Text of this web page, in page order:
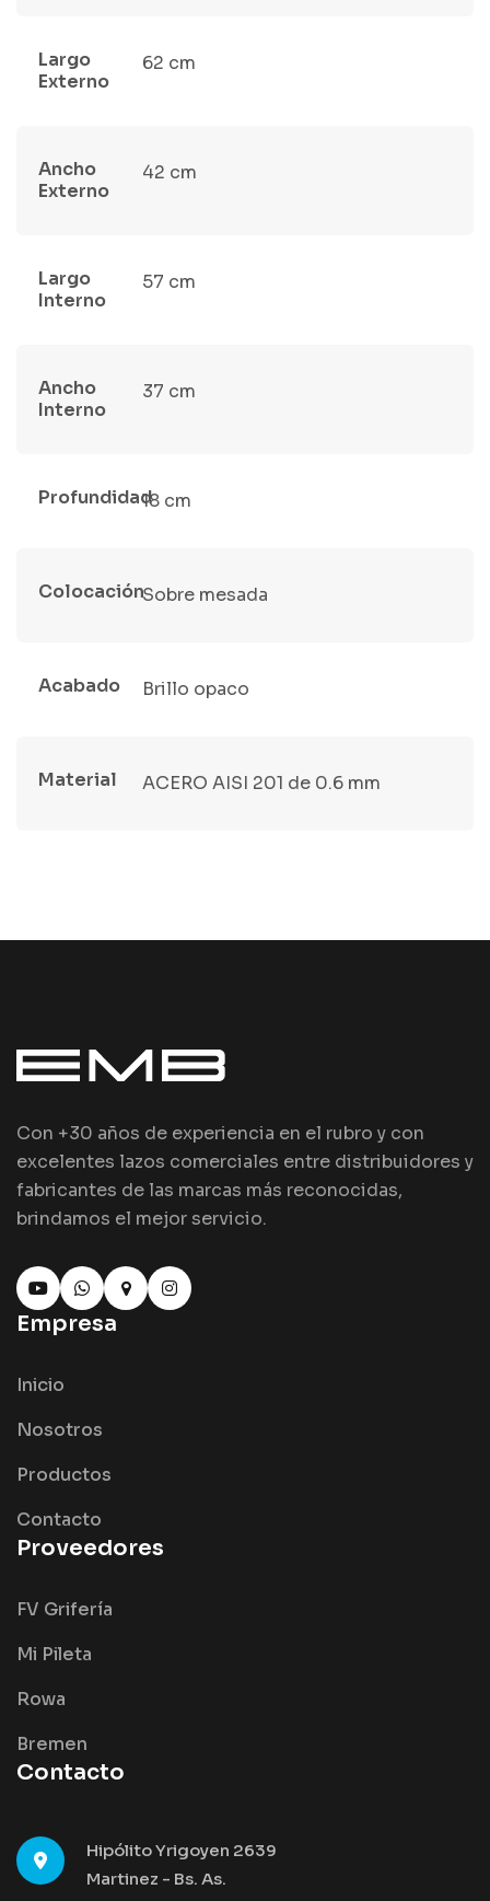
Largo
Externo
62 cm
Ancho
Externo
42 cm
Largo
Interno
57 cm
Ancho
Interno
37 cm
Profundidad18 cm
ColocaciónSobre mesada
Acabado Brillo opaco
Material ACERO AISI 201 de 0.6 mm
Con +30 años de experiencia en el rubro y con
excelentes lazos comerciales entre distribuidores y
fabricantes de las marcas más reconocidas,
brindamos el mejor servicio.
Empresa
Inicio
Nosotros
Productos
Contacto
Proveedores
FV Grifería
Mi Pileta
Rowa
Bremen
Contacto
Hipólito Yrigoyen 2639
Martinez - Bs. As.